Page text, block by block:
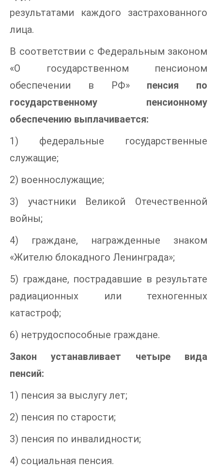
результатами каждого застрахованного
лица.
В соответствии с Федеральным законом
«О государственном пенсионом
обеспечении в РФ» пенсия по
государственному пенсионному
обеспечению выплачивается:
1) федеральные государственные
служащие;
2) военнослужащие;
3) участники Великой Отечественной
войны;
4) граждане, награжденные знаком
«Жителю блокадного Ленинграда»;
5) граждане, пострадавшие в результате
радиационных или техногенных
катастроф;
6) нетрудоспособные граждане.
Закон устанавливает четыре вида
пенсий:
1) пенсия за выслугу лет;
2) пенсия по старости;
3) пенсия по инвалидности;
4) социальная пенсия.